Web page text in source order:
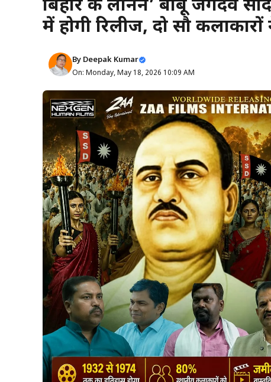
बिहार के लेनिन’ बाबू जगदेव
में होगी रिलीज, दो सौ
By Deepak Kumar
On: Monday, May 18, 2026 10:09 AM